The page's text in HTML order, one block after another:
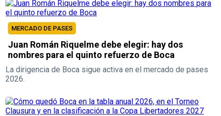
MERCADO DE PASES
Juan Román Riquelme debe elegir: hay dos
nombres para el quinto refuerzo de Boca
La dirigencia de Boca sigue activa en el mercado de pases
2026.